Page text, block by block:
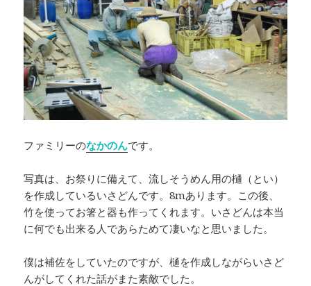
ファミリーのなかのんです。
写真は、お祭りに備えて、流しそうめん用の樋（とい）
を作成しているいさどんです。8mあります。この後、
竹を使ってお箸と器も作ってくれます。いさどんは本当
に何でも出来る人であらためて凄いなと思いました。
僕は補佐をしていたのですが、樋を作成しながらいさど
んがしてくれた話がまた素敵でした。